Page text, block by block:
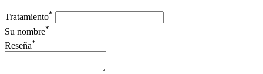
Tratamiento*
Su nombre*
Reseña*